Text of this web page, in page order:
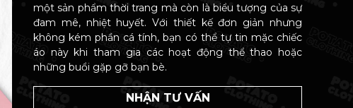
một sản phẩm thời trang mà còn là biểu tượng của sự
đam mê, nhiệt huyết. Với thiết kế đơn giản nhưng
không kém phần cá tính, bạn có thể tự tin mặc chiếc
áo này khi tham gia các hoạt động thể thao hoặc
những buổi gặp gỡ bạn bè.
NHẬN TƯ VẤN